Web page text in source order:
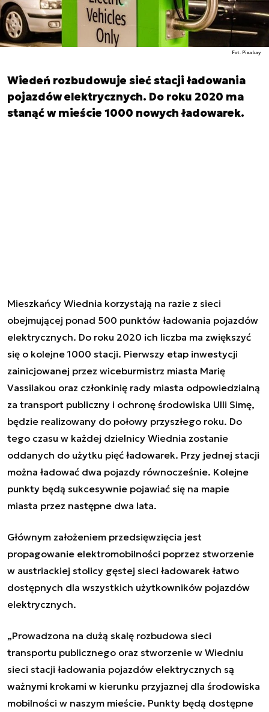
Fot. Pixabay
Wiedeń rozbudowuje sieć stacji ładowania
pojazdów elektrycznych. Do roku 2020 ma
stanąć w mieście 1000 nowych ładowarek.
Mieszkańcy Wiednia korzystają na razie z sieci
obejmującej ponad 500 punktów ładowania pojazdów
elektrycznych. Do roku 2020 ich liczba ma zwiększyć
się o kolejne 1000 stacji. Pierwszy etap inwestycji
zainicjowanej przez wiceburmistrz miasta Marię
Vassilakou oraz członkinię rady miasta odpowiedzialną
za transport publiczny i ochronę środowiska Ulli Simę,
będzie realizowany do połowy przyszłego roku. Do
tego czasu w każdej dzielnicy Wiednia zostanie
oddanych do użytku pięć ładowarek. Przy jednej stacji
można ładować dwa pojazdy równocześnie. Kolejne
punkty będą sukcesywnie pojawiać się na mapie
miasta przez następne dwa lata.
Głównym założeniem przedsięwzięcia jest
propagowanie elektromobilności poprzez stworzenie
w austriackiej stolicy gęstej sieci ładowarek łatwo
dostępnych dla wszystkich użytkowników pojazdów
elektrycznych.
„Prowadzona na dużą skalę rozbudowa sieci
transportu publicznego oraz stworzenie w Wiedniu
sieci stacji ładowania pojazdów elektrycznych są
ważnymi krokami w kierunku przyjaznej dla środowiska
mobilności w naszym mieście. Punkty będą dostępne